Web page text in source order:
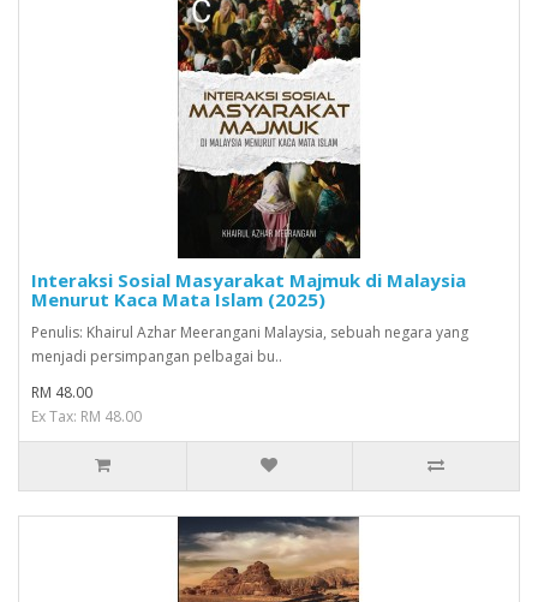
Interaksi Sosial Masyarakat Majmuk di Malaysia
Menurut Kaca Mata Islam (2025)
Penulis: Khairul Azhar Meerangani Malaysia, sebuah negara yang
menjadi persimpangan pelbagai bu..
RM 48.00
Ex Tax: RM 48.00